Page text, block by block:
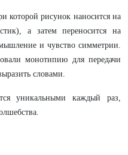
которой рисунок наносится на
а затем переносится на
и чувство симметрии.
монотипию для передачи
словами.
уникальными каждый раз,